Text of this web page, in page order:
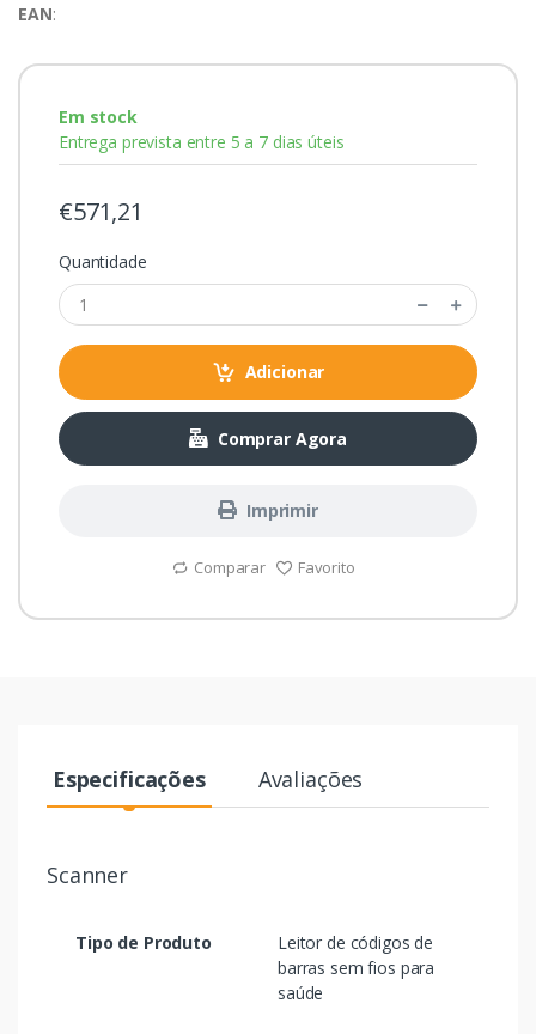
EAN:
Em stock
Entrega prevista entre 5 a 7 dias úteis
€571,21
Quantidade
Adicionar
Comprar Agora
Imprimir
Comparar Favorito
Especificações Avaliações
Scanner
Tipo de Produto
Leitor de códigos de
barras sem fios para
saúde